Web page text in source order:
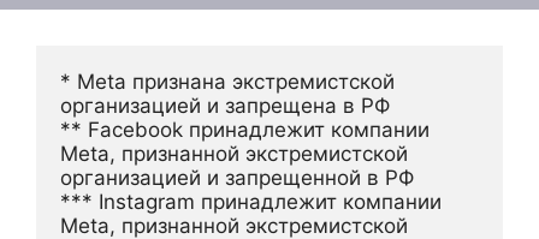
* Meta признана экстремистской
организацией и запрещена в РФ
** Facebook принадлежит компании
Meta, признанной экстремистской
организацией и запрещенной в РФ
*** Instagram принадлежит компании
Meta, признанной экстремистской